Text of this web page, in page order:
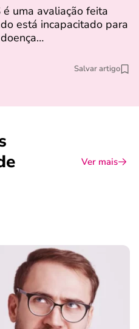
uma avaliação feita
está incapacitado para
Salvar artigo
Ver mais